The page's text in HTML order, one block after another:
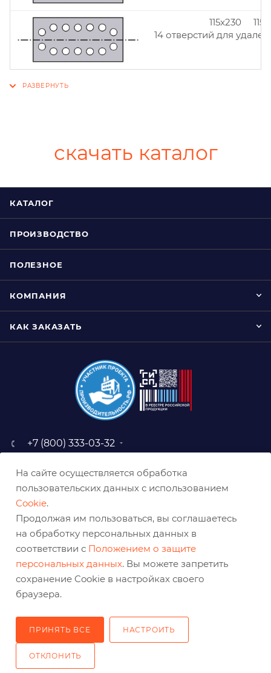
115x230
14 отверстий для
скачать каталог
КАТАЛОГ
ПРОИЗВОДСТВО
ПОЛЕЗНОЕ
КОМПАНИЯ
КАК ЗАКАЗАТЬ
+7 (800) 333-03-32
baz@belabraziv.ru
308009, Россия, г. Белгород,
На сайте осуществляется обработка
пользовательских данных с использованием
Cookie.
Продолжая им пользоваться, вы соглашаетесь
на обработку персональных данных в
соответствии с Положением о защите
персональных данных. Вы можете запретить
сохранение Cookie в настройках своего
браузера.
ПРИНЯТЬ ВСЕ НАСТРОИТЬ
ОТКЛОНИТЬ